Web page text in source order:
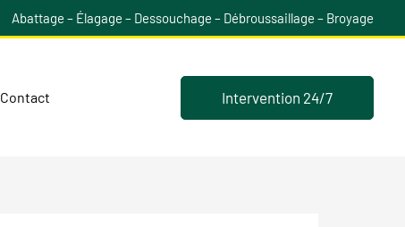
Abattage – Élagage – Dessouchage – Débroussaillage – Broyage
Contact Intervention 24/7